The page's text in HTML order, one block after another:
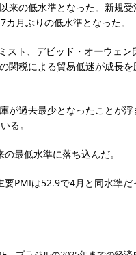
の低水準となった。新規
月ぶりの低水準となった。
スト、デビッド・オーウェ
関税による貿易低迷が成長
が過去最少となったことが
る。
最低水準に落ち込んだ。
PMIは52.9で4月と同水準